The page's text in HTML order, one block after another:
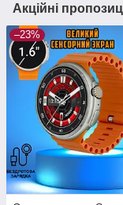
Акційні
–23%